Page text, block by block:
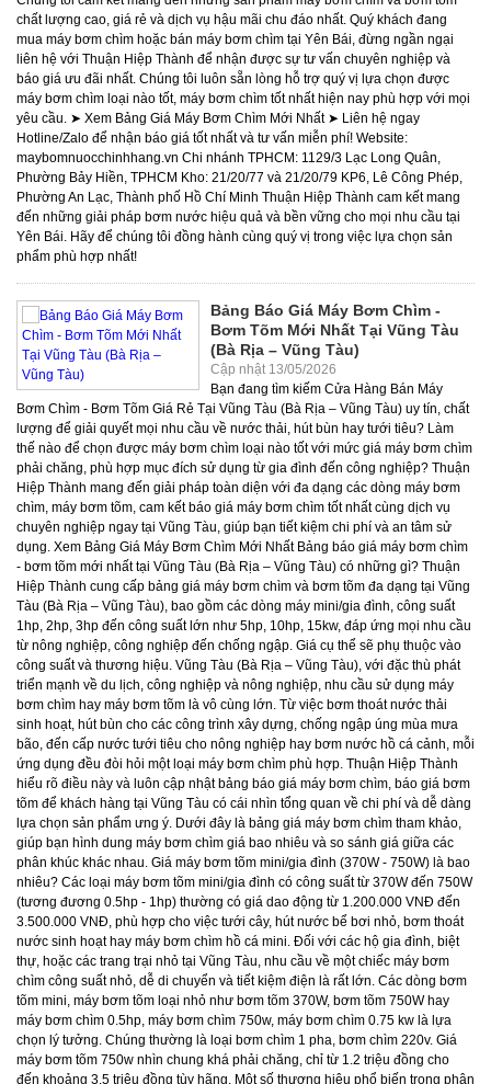
Bảng Báo Giá Máy Bơm Chìm -
Bơm Tõm Mới Nhất Tại Vũng Tàu
(Bà Rịa – Vũng Tàu)
Cập nhật 13/05/2026
Bạn đang tìm kiếm Cửa Hàng Bán Máy Bơm Chìm - Bơm Tõm Giá Rẻ Tại Vũng Tàu (Bà Rịa – Vũng Tàu) uy tín, chất lượng để giải quyết mọi nhu cầu về nước thải, hút bùn hay tưới tiêu? Làm thế nào để chọn được máy bơm chìm loại nào tốt với mức giá máy bơm chìm phải chăng, phù hợp mục đích sử dụng từ gia đình đến công nghiệp? Thuận Hiệp Thành mang đến giải pháp toàn diện với đa dạng các dòng máy bơm chìm, máy bơm tõm, cam kết báo giá máy bơm chìm tốt nhất cùng dịch vụ chuyên nghiệp ngay tại Vũng Tàu, giúp bạn tiết kiệm chi phí và an tâm sử dụng. Xem Bảng Giá Máy Bơm Chìm Mới Nhất Bảng báo giá máy bơm chìm - bơm tõm mới nhất tại Vũng Tàu (Bà Rịa – Vũng Tàu) có những gì? Thuận Hiệp Thành cung cấp bảng giá máy bơm chìm và bơm tõm đa dạng tại Vũng Tàu (Bà Rịa – Vũng Tàu), bao gồm các dòng máy mini/gia đình, công suất 1hp, 2hp, 3hp đến công suất lớn như 5hp, 10hp, 15kw, đáp ứng mọi nhu cầu từ nông nghiệp, công nghiệp đến chống ngập. Giá cụ thể sẽ phụ thuộc vào công suất và thương hiệu. Vũng Tàu (Bà Rịa – Vũng Tàu), với đặc thù phát triển mạnh về du lịch, công nghiệp và nông nghiệp, nhu cầu sử dụng máy bơm chìm hay máy bơm tõm là vô cùng lớn. Từ việc bơm thoát nước thải sinh hoạt, hút bùn cho các công trình xây dựng, chống ngập úng mùa mưa bão, đến cấp nước tưới tiêu cho nông nghiệp hay bơm nước hồ cá cảnh, mỗi ứng dụng đều đòi hỏi một loại máy bơm chìm phù hợp. Thuận Hiệp Thành hiểu rõ điều này và luôn cập nhật bảng báo giá máy bơm chìm, báo giá bơm tõm để khách hàng tại Vũng Tàu có cái nhìn tổng quan về chi phí và dễ dàng lựa chọn sản phẩm ưng ý. Dưới đây là bảng giá máy bơm chìm tham khảo, giúp bạn hình dung máy bơm chìm giá bao nhiêu và so sánh giá giữa các phân khúc khác nhau. Giá máy bơm tõm mini/gia đình (370W - 750W) là bao nhiêu? Các loại máy bơm tõm mini/gia đình có công suất từ 370W đến 750W (tương đương 0.5hp - 1hp) thường có giá dao động từ 1.200.000 VNĐ đến 3.500.000 VNĐ, phù hợp cho việc tưới cây, hút nước bể bơi nhỏ, bơm thoát nước sinh hoạt hay máy bơm chìm hồ cá mini. Đối với các hộ gia đình, biệt thự, hoặc các trang trại nhỏ tại Vũng Tàu, nhu cầu về một chiếc máy bơm chìm công suất nhỏ, dễ di chuyển và tiết kiệm điện là rất lớn. Các dòng bơm tõm mini, máy bơm tõm loại nhỏ như bơm tõm 370W, bơm tõm 750W hay máy bơm chìm 0.5hp, máy bơm chìm 750w, máy bơm chìm 0.75 kw là lựa chọn lý tưởng. Chúng thường là loại bơm chìm 1 pha, bơm chìm 220v. Giá máy bơm tõm 750w nhìn chung khá phải chăng, chỉ từ 1.2 triệu đồng cho đến khoảng 3.5 triệu đồng tùy hãng. Một số thương hiệu phổ biến trong phân khúc này có thể kể đến như máy bơm tõm Veratti, bơm tõm Trung Quốc với mức giá rẻ hơn. Máy bơm chìm 1hp (1 ngựa), 2hp, 3hp có giá như thế nào? Máy bơm chìm công suất trung bình từ 1hp (1 ngựa), 2hp (1.5kw), 3hp (2.2kw) có giá từ 3.000.000 VNĐ đến 15.000.000 VNĐ, tùy thuộc vào thương hiệu (Pentax, Ebara, APP) và tính năng (hút bùn, nước thải). Phân khúc máy bơm chìm 1hp (máy bơm chìm 1 ngựa), máy bơm chìm 2hp (máy bơm chìm 2 ngựa), máy bơm chìm 3hp (máy bơm chìm 3 ngựa) thường được sử dụng rộng rãi trong các ứng dụng tưới tiêu quy mô vừa, bơm thoát nước cho các tầng hầm nhỏ, hoặc xử lý nước thải công nghiệp nhẹ. Đây là các dòng máy bơm chìm 1.5 hp, máy bơm chìm 1.5 kw, máy bơm chìm 2.2 kw phổ biến. Giá bơm chìm ở phân khúc này đa dạng hơn, từ các dòng máy bơm chìm Đài Loan như APP, NTP có giá từ 3 triệu đến 7 triệu, đến các thương hiệu cao cấp hơn như bơm chìm Pentax, bơm chìm Ebara có thể lên tới 15 triệu đồng. Các dòng này thường có cả tùy chọn bơm chìm 1 pha và bơm chìm 3 pha. Giá máy bơm chìm công suất lớn (5hp, 10hp, 15kw...) là bao nhiêu? Các máy bơm chìm công suất lớn như 5hp (3.7kw), 7.5hp (5.5kw), 10hp (7.5kw), 11kw, 15kw trở lên có giá từ 15.000.000 VNĐ đến hàng trăm triệu VNĐ, được thiết kế cho các dự án lớn như bơm hố móng, thoát nước công nghiệp, chống ngập quy mô đô thị. Đối với các dự án lớn tại Vũng Tàu như công trình xây dựng, khu công nghiệp, khai thác mỏ, hoặc các hệ thống chống ngập đô thị, máy bơm chìm công suất lớn là không thể thiếu. Các dòng máy bơm chìm 5hp (máy bơm chìm 5 ngựa), máy bơm chìm 10hp, máy bơm chìm 5.5 kw, máy bơm chìm 7.5 kw, máy bơm chìm 11kw, máy bơm chìm 15kw được thiết kế để xử lý lưu lượng nước lớn và cột áp cao. Giá máy bơm chìm công suất lớn này sẽ cao hơn đáng kể, từ 15 triệu đồng cho các dòng cơ bản, đến hàng trăm triệu đồng cho các máy bơm chìm nhập khẩu từ các thương hiệu hàng đầu như bơm chìm Tsurumi, bơm chìm Ebara, bơm chìm Pentax. Đây thường là bơm chìm 3 pha hoặc máy bơm chìm 1 pha công suất lớn. Lưu ý quan trọng: Các mức giá máy bơm chìm và giá bơm tõm nêu trên chỉ mang tính chất tham khảo tại thời điểm hiện tại và có thể thay đổi tùy thuộc vào biến động thị trường, chính sách của nhà sản xuất và các chương trình khuyến mãi. Để nhận báo giá chi tiết, chính xác nhất và được tư vấn chọn dòng máy bơm chìm phù hợp với nhu cầu cụ thể của bạn, quý khách hàng vui lòng liên hệ ngay hotline của Thuận Hiệp Thành. Chúng tôi cam kết mang đến ưu đãi lớn, chiết khấu cao khi mua số lượng lớn và báo giá tốt nhất thị trường. Làm thế nào để phân loại máy bơm chìm phổ biến trên thị trường? Máy bơm chìm được phân loại dựa trên mục đích sử dụng và đặc điểm kỹ thuật, bao gồm bơm tõm gia đình (1 pha - 220V), máy bơm chìm công nghiệp (3 pha - 380V), máy bơm chìm hút bùn và nước thải (có cánh cắt), và máy bơm chìm hỏa tiễn (bơm giếng khoan). Việc hiểu rõ các loại máy bơm chìm sẽ giúp bạn dễ dàng lựa chọn sản phẩm phù hợp với nhu cầu thực tế, tránh lãng phí và đảm bảo hiệu quả công việc. Thuận Hiệp Thành sẽ giúp bạn phân biệt các loại máy bơm chìm phổ biến nhất hiện nay: Bơm tõm gia đình (1 pha - 220V) dùng cho những nhu cầu nào? Bơm tõm gia đình (bơm chìm 1 pha, bơm chìm 220v) là loại máy bơm chìm công suất nhỏ, lý tưởng cho các nhu cầu như tưới cây, hút nước bể bơi, bơm thoát nước thải sinh hoạt, bơm nước hố móng nhỏ, hoặc bơm hồ cá. Đây là dòng máy bơm chìm phổ biến nhất cho các hộ gia đình và các ứng dụng dân dụng. Với thiết kế nhỏ gọn, dễ lắp đặt và sử dụng nguồn điện dân dụng 220V, bơm tõm gia đình là giải pháp hiệu quả cho nhiều vấn đề về nước. Các ứng dụng thực tế bao gồm: Tưới cây, vườn tược: Máy bơm chìm tưới cây cung cấp nước ổn định, giúp cây trồng phát triển tốt. Hút nước bể bơi: Giúp vệ sinh và thay nước bể bơi nhanh chóng. Bơm thoát nước thải sinh hoạt: Xử lý nước thải từ nhà vệ sinh, nhà bếp, đặc biệt hữu ích trong các khu vực không có hệ thống thoát nước tự chảy tốt. Bơm nước hồ cá (công suất lớn): Duy trì chất lượng nước cho hồ cá cảnh, hồ nuôi thủy sản. Chống ngập cục bộ: Trong mùa mưa, máy bơm tõm nhỏ có thể được dùng để bơm nước ra khỏi sân vườn, tầng hầm bị ngập. Các loại máy bơm tõm 370w, máy bơm tõm 750w là những lựa chọn phổ biến trong phân khúc này. Một số máy bơm chìm 1 pha công suất lớn hơn cũng có thể được sử dụng cho các nhu cầu tương tự với quy mô lớn hơn. Máy bơm chìm công nghiệp (3 pha - 380V) được sử dụng ở đâu tại Vũng Tàu? Máy bơm chìm công nghiệp (bơm chìm 3 pha, bơm chìm 380V) được thiết kế cho các ứng dụng tải nặng tại nhà máy, khu công nghiệp, công trình xây dựng lớn tại Vũng Tàu, với các công suất như máy bơm chìm 11kw, 15kw, 5.5 kw, 7.5 kw. Với đặc thù là trung tâm công nghiệp và cảng biển lớn, Vũng Tàu có nhu cầu rất cao về các loại máy bơm chìm công nghiệp. Các máy bơm chìm 3 pha, sử dụng nguồn điện 380V, có công suất mạnh mẽ, độ bền cao và khả năng hoạt động liên tục trong môi trường khắc nghiệt. Chúng thường là máy bơm chìm công suất lớn. Các ứng dụng chính bao gồm: Nhà máy, xí nghiệp: Bơm nước làm mát, xử lý nước thải công nghiệp, bơm hóa chất (với dòng bơm chìm hóa chất chuyên dụng). Khu công nghiệp: Hệ thống thoát nước mưa, nước thải tổng thể. Công trình xây dựng: Bơm thoát nước hố móng, đặc biệt là máy bơm chìm hố móng. Khai thác mỏ: Bơm nước ngầm, nước thải từ các khu vực khai thác. Hệ thống chống ngập đô thị: Các trạm bơm lớn sử dụng máy bơm chìm chống ngập công suất cao. Máy bơm chìm hút bùn và nước thải có đặc điểm gì nổi bật? Máy bơm chìm hút bùn và nước thải được trang bị cánh cắt hoặc cánh hở đặc biệt, giúp xử lý hiệu quả các chất rắn lơ lửng, bùn đặc, phù hợp cho việc bơm hố móng công trình và thoát nước thải chứa tạp chất. Đây là loại máy bơm chìm chuyên dụng cho các môi trường khắc nghiệt, nơi có nhiều chất rắn, bùn và tạp chất. Đặc điểm nổi bật của chúng là khả năng chống tắc nghẽn và độ bền cao. Các loại bơm chìm hút bùn, bơm chìm hút bùn đặc thường có cấu tạo cánh bơm đặc biệt (ví dụ: cánh cắt, cánh xoáy) để nghiền hoặc đẩy các vật thể rắn đi qua mà không gây kẹt máy. Các ứng dụng phổ biến: Bơm hố móng công trình: Loại bỏ nước và bùn trong quá trình thi công. Thoát nước thải công nghiệp và sinh hoạt: Xử lý nước thải có chứa sợi, rác, bùn. Nạo vét ao hồ, kênh mương: Hút bùn đáy, làm sạch môi trường nước. Trạm xử lý nước thải: Là thành phần không thể thiếu trong các hệ thống xử lý nước thải đô thị và công nghiệp. Các dòng máy bơm chìm cánh cắt (cắt rác) đặc biệt hiệu quả trong việc xử lý rác thải lớn, giúp ngăn ngừa tình trạng tắc nghẽn đường ống. Máy bơm tõm hút bùn cũng thuộc phân khúc này nhưng thường có công suất nhỏ hơn. Máy bơm chìm hỏa tiễn (Bơm giếng khoan) được dùng cho mục đích gì? Bơm chìm hỏa tiễn (bơm giếng khoan) là loại máy bơm chìm có đường kính nhỏ, thiết kế dạng trụ dài, chuyên dùng để bơm nước từ giếng khoan sâu, với khả năng đẩy cao vượt trội nhờ cấu tạo đa tầng cánh. Ở Vũng Tàu, nơi có nhiều khu vực dân cư và sản xuất phụ thuộc vào nguồn nước ngầm, bơm chìm giếng khoan là thiết bị quan trọng. Đặc điểm chính của bơm chìm hỏa tiễn là thiết kế hình trụ dài, đường kính nhỏ để có thể dễ dàng thả sâu vào các giếng khoan. Chúng có khả năng tạo ra cột áp rất cao, đẩy nước lên từ độ sâu hàng chục, thậm chí hàng trăm mét. Các ứng dụng bao gồm: Cấp nước sinh hoạt từ giếng khoan: Cho các hộ gia đình, khu dân cư, resort. Cấp nước cho nông nghiệp: Tưới tiêu cho các trang trại, vườn cây ăn trái. Cấp nước cho công nghiệp: Sử dụng nguồn nư